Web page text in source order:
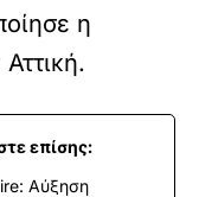
η
επίσης:
Αύξηση